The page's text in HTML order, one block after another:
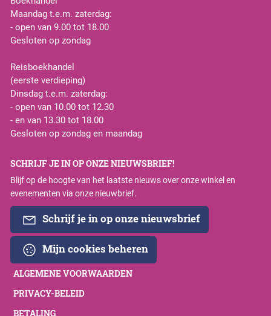
Maandag t.e.m. zaterdag:
- open van 9.00 tot 18.00
Gesloten op zondag
Reisboekhandel
(eerste verdieping)
Dinsdag t.e.m. zaterdag:
- open van 10.00 tot 12.30
- en van 13.30 tot 18.00
Gesloten op zondag en maandag
SCHRIJF JE IN OP ONZE NIEUWSBRIEF!
Blijf op de hoogte van het laatste nieuws over onze winkel en
evenementen via onze nieuwbrief.
Schrijf je in op onze nieuwsbrief
Mijn cookies beheren
ALGEMENE VOORWAARDEN
PRIVACY-BELEID
BETALING